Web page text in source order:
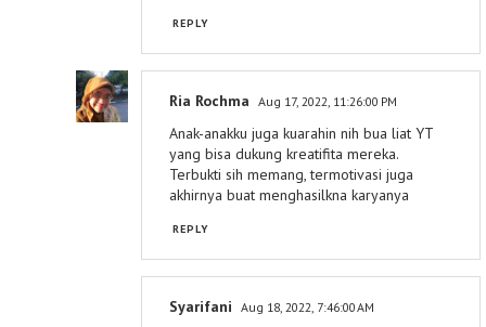
REPLY
Ria Rochma Aug 17, 2022, 11:26:00 PM
Anak-anakku juga kuarahin nih bua liat YT
yang bisa dukung kreatifita mereka.
Terbukti sih memang, termotivasi juga
akhirnya buat menghasilkna karyanya
REPLY
Syarifani Aug 18, 2022, 7:46:00 AM